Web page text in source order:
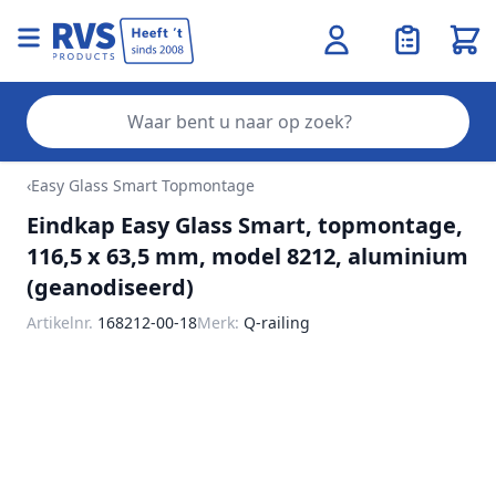
Ga naar de inhoud
‹Easy Glass Smart Topmontage
Eindkap Easy Glass Smart, topmontage,
116,5 x 63,5 mm, model 8212, aluminium
(geanodiseerd)
Artikelnr. 168212-00-18Merk: Q-railing